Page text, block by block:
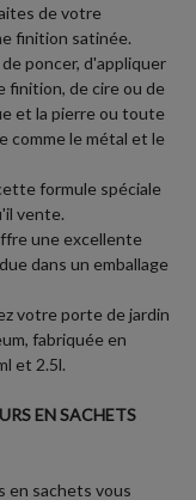
de votre
finition satinée.
poncer, d'appliquer
finition, de cire ou de
et la pierre ou toute
comme le métal et le
formule spéciale
vente.
une excellente
dans un emballage
votre porte de jardin
fabriquée en
et 2.5l.
EN SACHETS
en sachets vous